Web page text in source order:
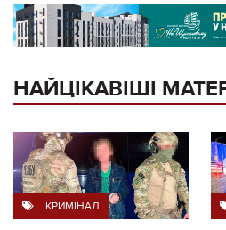
НАЙЦІКАВІШІ
КРИМІНАЛ